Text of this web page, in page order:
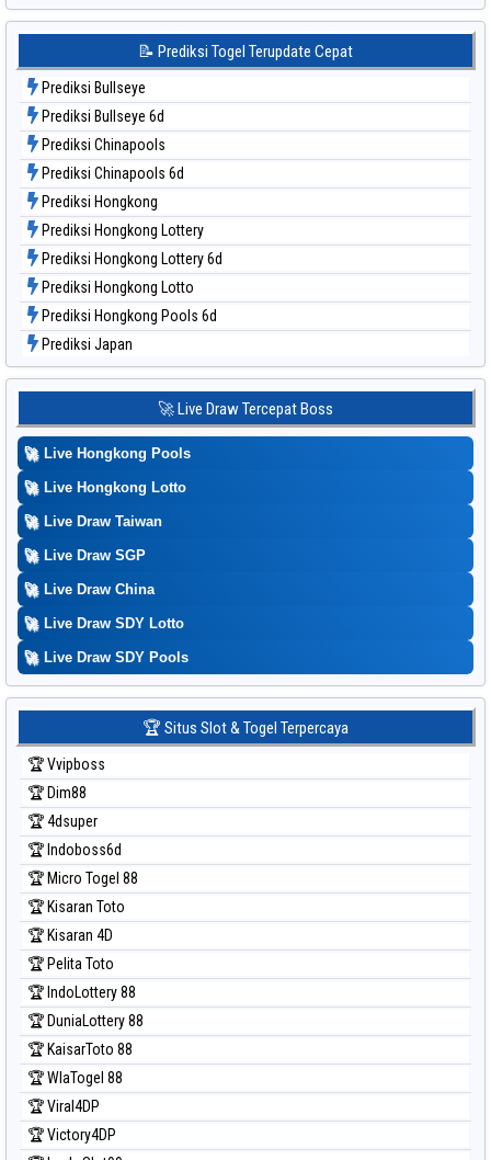
Data Togel Sydney Lottery
Data Togel Sydney Lottery 6d
Data Togel Sydney Lotto
Data Togel Sydney Pools 6d
Data Togel Taipei
Data Togel Taiwan
📝 Prediksi Togel Terupdate Cepat
Prediksi Bullseye
Prediksi Bullseye 6d
Prediksi Chinapools
Prediksi Chinapools 6d
Prediksi Hongkong
Prediksi Hongkong Lottery
Prediksi Hongkong Lottery 6d
Prediksi Hongkong Lotto
Prediksi Hongkong Pools 6d
Prediksi Japan
Prediksi Japan 6d
Prediksi Kuda Lari
Prediksi Magnum Cambodia
Prediksi Nagoya
Prediksi North Carolina Day
Prediksi Singapore
Prediksi Sydney
Prediksi Sydney Lottery
Prediksi Sydney Lottery 6d
Prediksi Sydney Lotto
Prediksi Sydney Pools 6d
Prediksi Taipei
Prediksi Taiwan
🚀 Live Draw Tercepat Boss
🚀 Live Hongkong Pools
🚀 Live Hongkong Lotto
🚀 Live Draw Taiwan
🚀 Live Draw SGP
🚀 Live Draw China
🚀 Live Draw SDY Lotto
🚀 Live Draw SDY Pools
🏆 Situs Slot & Togel Terpercaya
🏆 Vvipboss
🏆 Dim88
🏆 4dsuper
🏆 Indoboss6d
🏆 Micro Togel 88
🏆 Kisaran Toto
🏆 Kisaran 4D
🏆 Pelita Toto
🏆 IndoLottery 88
🏆 DuniaLottery 88
🏆 KaisarToto 88
🏆 WlaTogel 88
🏆 Viral4DP
🏆 Victory4DP